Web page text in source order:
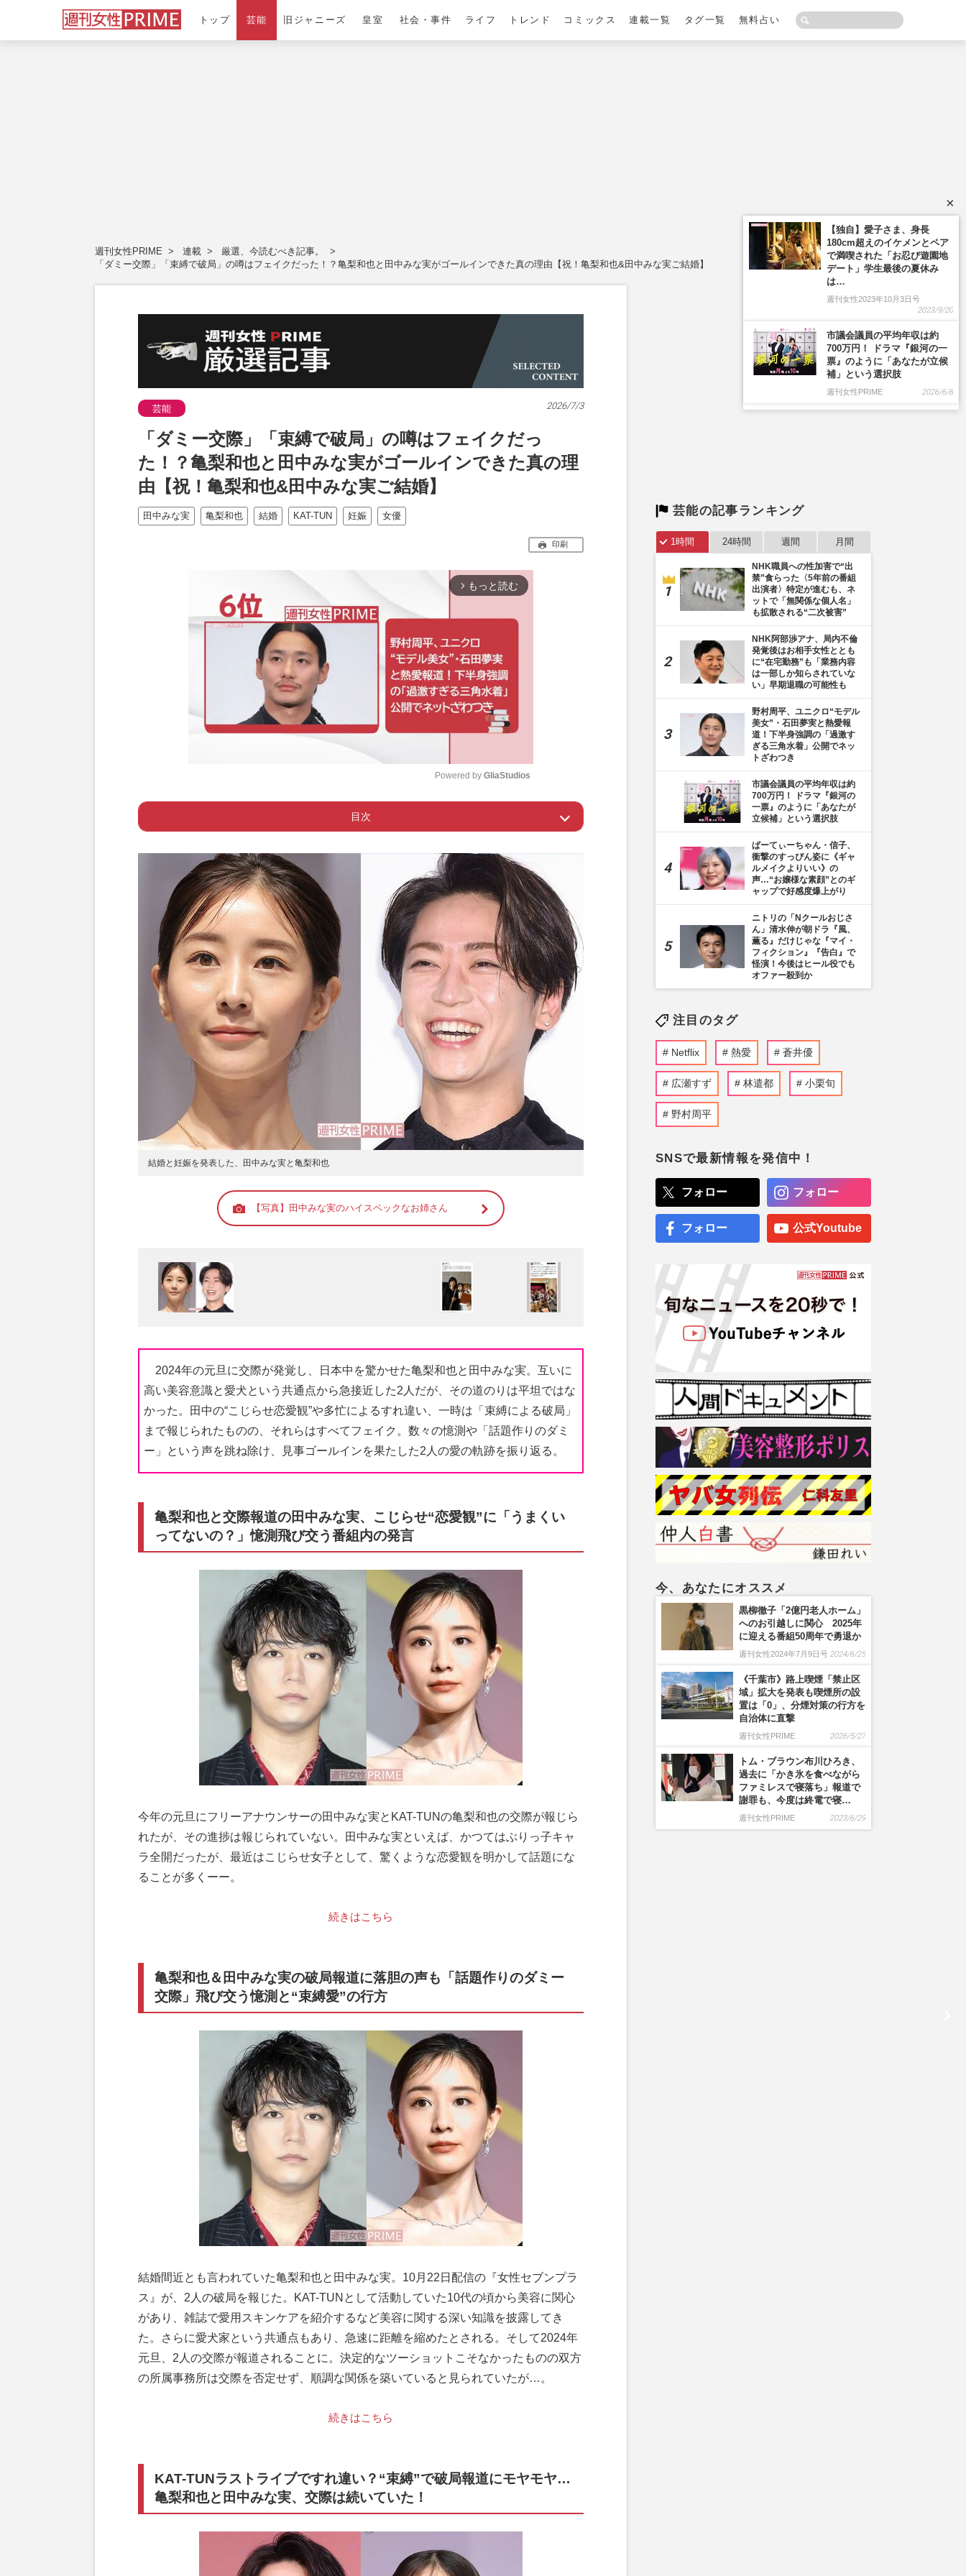
トップ 芸能 旧ジャニーズ 皇室 社会・事件 ライフ トレンド コミックス 連載一覧 タグ一覧 無料占い
週刊女性PRIME 連載
厳選、今読むべき記事。
「ダミー交際」「束縛で破局」の噂はフェイクだった！？亀梨和也と田中みな実がゴールインできた真の理由【祝！亀梨和也&田中みな実ご結婚】
芸能 2026/7/3
「ダミー交際」「束縛で破局」の噂はフェイクだっ
た！？亀梨和也と田中みな実がゴールインできた真の理
由【祝！亀梨和也&田中みな実ご結婚】
田中みな実 亀梨和也 結婚 KAT-TUN 妊娠 女優
印刷
arrow_forward_ios もっと読む
t
Powered by GliaStudios
目次
Page 1
ー 亀梨和也と交際報道の田中みな実、こじらせ“恋愛観”に「うまく
いってないの？」憶測飛び交う番組内の発言
ー 亀梨和也＆田中みな実の破局報道に落胆の声も「話題作りのダミ
ー交際」飛び交う憶測と“束縛愛”の行方
ー KAT-TUNラストライブですれ違い？“束縛”で破局報道にモヤモ
ヤ…亀梨和也と田中みな実、交際は続いていた！
結婚と妊娠を発表した、田中みな実と亀梨和也
【写真】田中みな実のハイスペックなお姉さん
2024年の元旦に交際が発覚し、日本中を驚かせた亀梨和也と田中みな実。互いに
高い美容意識と愛犬という共通点から急接近した2人だが、その道のりは平坦ではな
かった。田中の“こじらせ恋愛観”や多忙によるすれ違い、一時は「束縛による破局」
まで報じられたものの、それらはすべてフェイク。数々の憶測や「話題作りのダミ
ー」という声を跳ね除け、見事ゴールインを果たした2人の愛の軌跡を振り返る。
亀梨和也と交際報道の田中みな実、こじらせ“恋愛観”に「うまくい
ってないの？」憶測飛び交う番組内の発言
今年の元旦にフリーアナウンサーの田中みな実とKAT-TUNの亀梨和也の交際が報じら
れたが、その進捗は報じられていない。田中みな実といえば、かつてはぶりっ子キャ
ラ全開だったが、最近はこじらせ女子として、驚くような恋愛観を明かして話題にな
ることが多くーー。
続きはこちら
亀梨和也＆田中みな実の破局報道に落胆の声も「話題作りのダミー
交際」飛び交う憶測と“束縛愛”の行方
結婚間近とも言われていた亀梨和也と田中みな実。10月22日配信の『女性セブンプラ
ス』が、2人の破局を報じた。KAT-TUNとして活動していた10代の頃から美容に関心
があり、雑誌で愛用スキンケアを紹介するなど美容に関する深い知識を披露してき
た。さらに愛犬家という共通点もあり、急速に距離を縮めたとされる。そして2024年
元旦、2人の交際が報道されることに。決定的なツーショットこそなかったものの双方
の所属事務所は交際を否定せず、順調な関係を築いていると見られていたが…。
続きはこちら
KAT-TUNラストライブですれ違い？“束縛”で破局報道にモヤモヤ…
亀梨和也と田中みな実、交際は続いていた！
芸能の記事ランキング
1時間 24時間 週間 月間
NHK職員への性加害で“出
禁”食らった〈5年前の番組
出演者〉特定が進むも、ネ
ットで「無関係な個人名」
も拡散される“二次被害”
NHK阿部渉アナ、局内不倫
発覚後はお相手女性ととも
に“在宅勤務”も「業務内容
は一部しか知らされていな
い」早期退職の可能性も
野村周平、ユニクロ“モデル
美女”・石田夢実と熱愛報
道！下半身強調の「過激す
ぎる三角水着」公開でネッ
トざわつき
市議会議員の平均年収は約
700万円！ ドラマ『銀河の
一票』のように「あなたが
立候補」という選択肢
ぱーてぃーちゃん・信子、
衝撃のすっぴん姿に《ギャ
ルメイクよりいい》の
声…“お嬢様な素顔”とのギ
ャップで好感度爆上がり
ニトリの「Nクールおじさ
ん」清水伸が朝ドラ『風、
薫る』だけじゃな『マイ・
フィクション』『告白』で
怪演！今後はヒール役でも
オファー殺到か
注目のタグ
Netflix 熱愛 蒼井優
広瀬すず 林遣都 小栗旬
野村周平
SNSで最新情報を発信中！
フォロー フォロー
フォロー 公式Youtube
今、あなたにオススメ
黒柳徹子「2億円老人ホーム」
へのお引越しに関心 2025年
に迎える番組50周年で勇退か
週刊女性2024年7月9日号 2024/6/25
《千葉市》路上喫煙「禁止区
域」拡大を発表も喫煙所の設
置は「0」、分煙対策の行方を
自治体に直撃
週刊女性PRIME 2026/5/27
トム・ブラウン布川ひろき、
過去に「かき氷を食べながら
ファミレスで寝落ち」報道で
謝罪も、今度は終電で寝…
週刊女性PRIME 2023/6/29
×